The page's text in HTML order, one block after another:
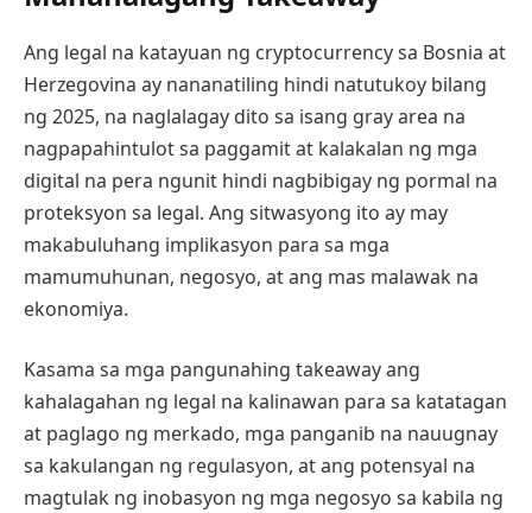
Ang legal na katayuan ng cryptocurrency sa Bosnia at
Herzegovina ay nananatiling hindi natutukoy bilang
ng 2025, na naglalagay dito sa isang gray area na
nagpapahintulot sa paggamit at kalakalan ng mga
digital na pera ngunit hindi nagbibigay ng pormal na
proteksyon sa legal. Ang sitwasyong ito ay may
makabuluhang implikasyon para sa mga
mamumuhunan, negosyo, at ang mas malawak na
ekonomiya.
Kasama sa mga pangunahing takeaway ang
kahalagahan ng legal na kalinawan para sa katatagan
at paglago ng merkado, mga panganib na nauugnay
sa kakulangan ng regulasyon, at ang potensyal na
magtulak ng inobasyon ng mga negosyo sa kabila ng